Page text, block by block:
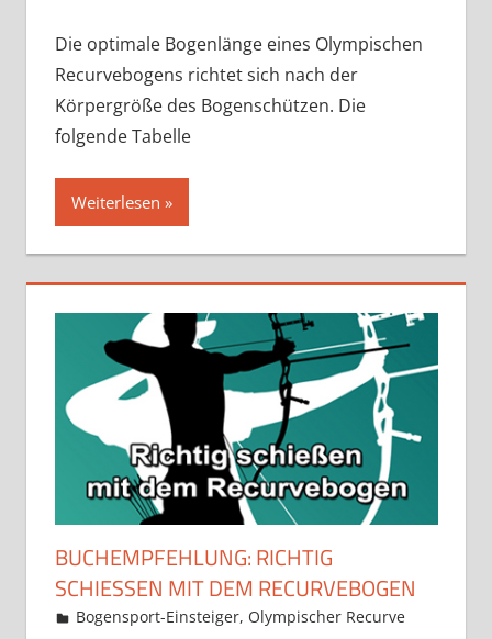
Die optimale Bogenlänge eines Olympischen
Recurvebogens richtet sich nach der
Körpergröße des Bogenschützen. Die
folgende Tabelle
Weiterlesen
BUCHEMPFEHLUNG: RICHTIG
SCHIESSEN MIT DEM RECURVEBOGEN
9. Januar 2021
Martina Berg
Bogensport-Einsteiger, Olympischer Recurve